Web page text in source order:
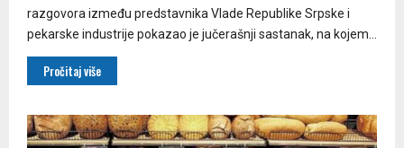
razgovora između predstavnika Vlade Republike Srpske i
pekarske industrije pokazao je jučerašnji sastanak, na kojem...
Pročitaj više